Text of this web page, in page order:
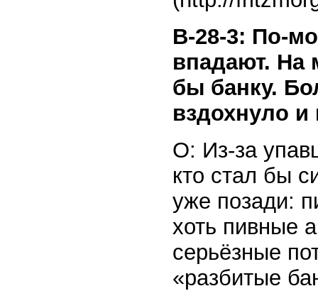
В-28-3: По-
впадают. На
бы банку.
вздохнуло
О: Из-за
кто стал бы
уже позади:
хоть пивные
серьёзные
«разбитые